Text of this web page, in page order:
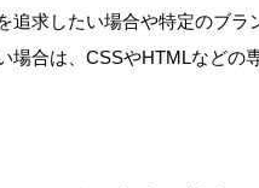
追求したい場合や特定のブラ
場合は、CSSやHTMLなどの